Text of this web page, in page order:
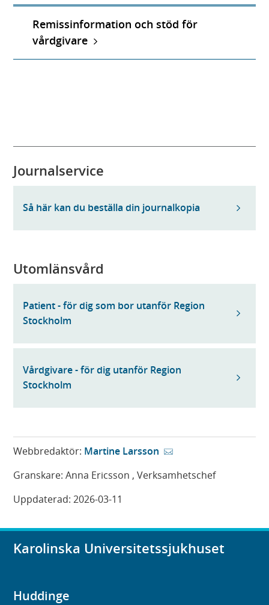
Remissinformation och stöd för
vårdgivare
Journalservice
Så här kan du beställa din journalkopia
Utomlänsvård
Patient - för dig som bor utanför Region
Stockholm
Vårdgivare - för dig utanför Region
Stockholm
Webbredaktör: Martine Larsson
Granskare:Anna Ericsson , Verksamhetschef
Uppdaterad:2026-03-11
Karolinska Universitetssjukhuset
Huddinge